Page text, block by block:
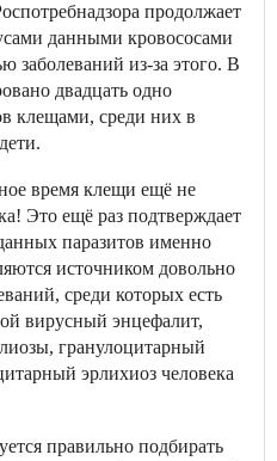
продолжает
данными кровососами
заболеваний из-за этого. В
двадцать одно
клещами, среди них в
время клещи ещё не
Это ещё раз подтверждает
паразитов именно
источником довольно
среди которых есть
вирусный энцефалит,
гранулоцитарный
эрлихиоз человека
правильно подбирать